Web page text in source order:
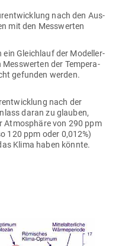
nach den Aus­
mit den Messwerten
ein Gleichlauf der Modell­er­
der Tem­pe­ra­
gefunden werden.
nach der
daran zu glauben,
Atmo­sphäre von 290 ppm
120 ppm oder 0,012%)
Klima haben könnte.